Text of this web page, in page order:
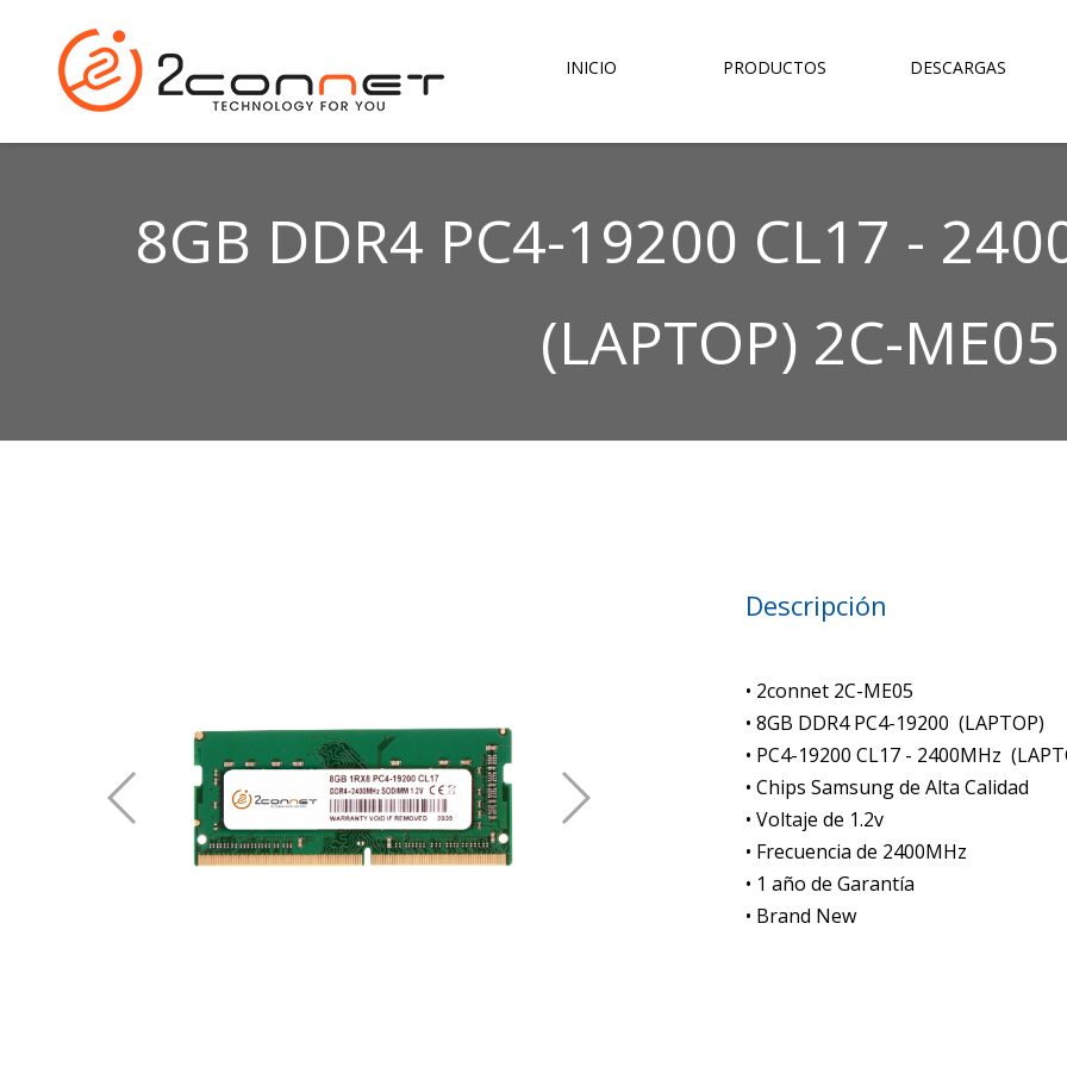
INICIO PRODUCTOS DESCARGAS
8GB DDR4 PC4-19200 CL17 -
(LAPTOP) 2C-ME05
Descripción
• 2connet 2C-ME05
• 8GB DDR4 PC4-19200 (LAPTOP)
• PC4-19200 CL17 - 2400MHz
• Chips Samsung de Alta Calidad
• Voltaje de 1.2v
• Frecuencia de 2400MHz
• 1 año de Garantía
• Brand New